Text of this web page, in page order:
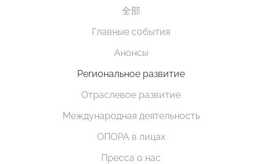
全部
Главные события
Анонсы
Региональное развитие
Отраслевое развитие
Международная деятельность
ОПОРА в лицах
Пресса о нас